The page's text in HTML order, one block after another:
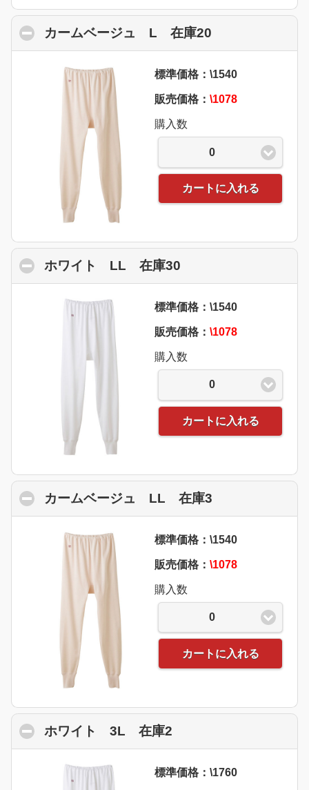
カームベージュ L 在庫20
標準価格：\1540
販売価格： \1078
購入数
0
カートに入れる
ホワイト LL 在庫30
標準価格：\1540
販売価格： \1078
購入数
0
カートに入れる
カームベージュ LL 在庫3
標準価格：\1540
販売価格： \1078
購入数
0
カートに入れる
ホワイト 3L 在庫2
標準価格：\1760